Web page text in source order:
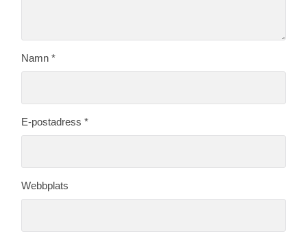
Namn*
E-postadress*
Webbplats